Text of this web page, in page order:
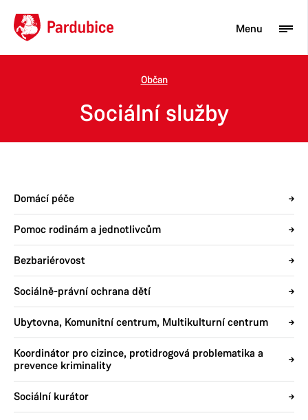
Turista
Město
Občan
Sociální služby
Domácí péče
Pomoc rodinám a jednotlivcům
Bezbariérovost
Sociálně-právní ochrana dětí
Ubytovna, Komunitní centrum, Multikulturní centrum
Koordinátor pro cizince, protidrogová problematika a
prevence kriminality
Sociální kurátor
Menu